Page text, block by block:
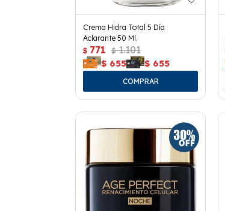
Crema Hidra Total 5 Día
Aclarante 50 Ml.
$ 771 $ 1.101
$ 655 $ 655